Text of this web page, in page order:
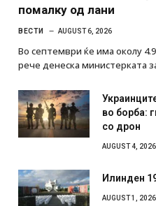
помалку од лани
ВЕСТИ AUGUST 6, 2026
Во септември ќе има околу
рече денеска министерката
во борба:
со дрон
AUGUST 4, 2026
Илинден
AUGUST 1, 2026